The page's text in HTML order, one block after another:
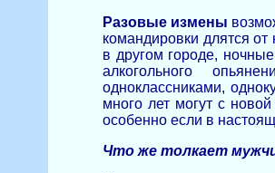
Разовые измены
командировки длятся от
в другом городе,
алкогольного
одноклассниками,
много лет могут с
особенно если в
Что же толкает